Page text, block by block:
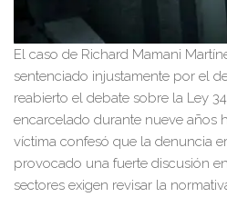
El caso de Richard Mamani
sentenciado injustamente por el
reabierto el debate sobre la Ley
encarcelado durante nueve años
víctima confesó que la denuncia
provocado una fuerte discusión
sectores exigen revisar la